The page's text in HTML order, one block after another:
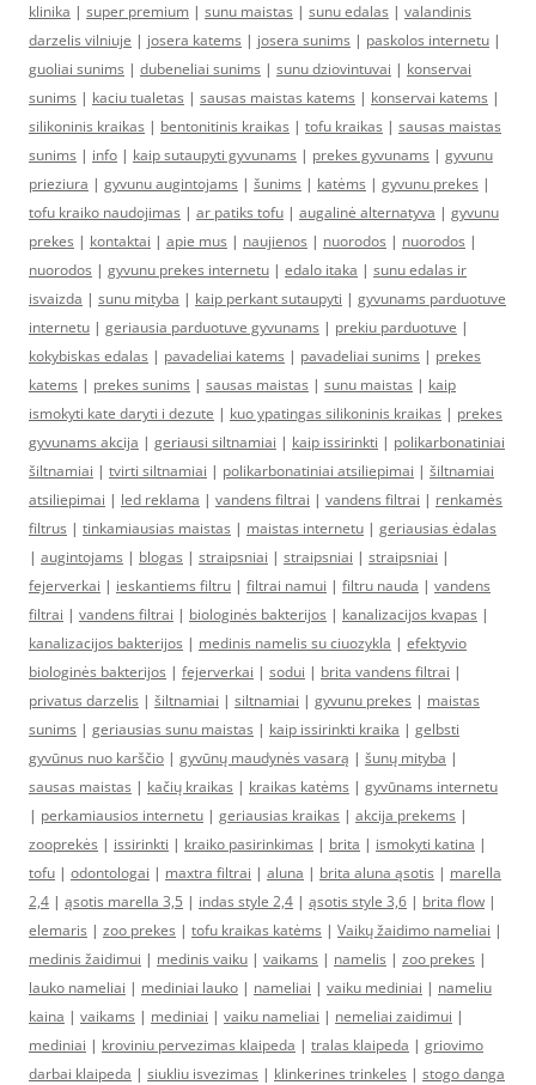
klinika | super premium | sunu maistas | sunu edalas | valandinis
darzelis vilniuje | josera katems | josera sunims | paskolos internetu |
guoliai sunims | dubeneliai sunims | sunu dziovintuvai | konservai
sunims | kaciu tualetas | sausas maistas katems | konservai katems |
silikoninis kraikas | bentonitinis kraikas | tofu kraikas | sausas maistas
sunims | info | kaip sutaupyti gyvunams | prekes gyvunams | gyvunu
prieziura | gyvunu augintojams | šunims | katėms | gyvunu prekes |
tofu kraiko naudojimas | ar patiks tofu | augalinė alternatyva | gyvunu
prekes | kontaktai | apie mus | naujienos | nuorodos | nuorodos |
nuorodos | gyvunu prekes internetu | edalo itaka | sunu edalas ir
isvaizda | sunu mityba | kaip perkant sutaupyti | gyvunams parduotuve
internetu | geriausia parduotuve gyvunams | prekiu parduotuve |
kokybiskas edalas | pavadeliai katems | pavadeliai sunims | prekes
katems | prekes sunims | sausas maistas | sunu maistas | kaip
ismokyti kate daryti i dezute | kuo ypatingas silikoninis kraikas | prekes
gyvunams akcija | geriausi siltnamiai | kaip issirinkti | polikarbonatiniai
šiltnamiai | tvirti siltnamiai | polikarbonatiniai atsiliepimai | šiltnamiai
atsiliepimai | led reklama | vandens filtrai | vandens filtrai | renkamės
filtrus | tinkamiausias maistas | maistas internetu | geriausias ėdalas
| augintojams | blogas | straipsniai | straipsniai | straipsniai |
fejerverkai | ieskantiems filtru | filtrai namui | filtru nauda | vandens
filtrai | vandens filtrai | biologinės bakterijos | kanalizacijos kvapas |
kanalizacijos bakterijos | medinis namelis su ciuozykla | efektyvio
biologinės bakterijos | fejerverkai | sodui | brita vandens filtrai |
privatus darzelis | šiltnamiai | siltnamiai | gyvunu prekes | maistas
sunims | geriausias sunu maistas | kaip issirinkti kraika | gelbsti
gyvūnus nuo karščio | gyvūnų maudynės vasarą | šunų mityba |
sausas maistas | kačių kraikas | kraikas katėms | gyvūnams internetu
| perkamiausios internetu | geriausias kraikas | akcija prekems |
zooprekės | issirinkti | kraiko pasirinkimas | brita | ismokyti katina |
tofu | odontologai | maxtra filtrai | aluna | brita aluna ąsotis | marella
2,4 | ąsotis marella 3,5 | indas style 2,4 | ąsotis style 3,6 | brita flow |
elemaris | zoo prekes | tofu kraikas katėms | Vaikų žaidimo nameliai |
medinis žaidimui | medinis vaiku | vaikams | namelis | zoo prekes |
lauko nameliai | mediniai lauko | nameliai | vaiku mediniai | nameliu
kaina | vaikams | mediniai | vaiku nameliai | nemeliai zaidimui |
mediniai | kroviniu pervezimas klaipeda | tralas klaipeda | griovimo
darbai klaipeda | siukliu isvezimas | klinkerines trinkeles | stogo danga